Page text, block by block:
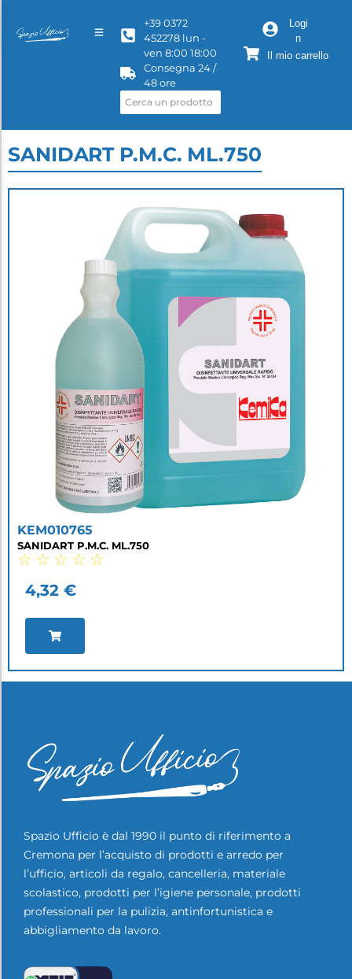
+39 0372
452278 lun -
ven 8:00 18:00
Consegna 24 /
48 ore
Logi
n
Il mio carrello
SANIDART P.M.C. ML.750
KEM010765
SANIDART P.M.C. ML.750
☆ ☆ ☆ ☆ ☆
4,32 €
Spazio Ufficio è dal 1990 il punto di riferimento a
Cremona per l’acquisto di prodotti e arredo per
l’ufficio, articoli da regalo, cancelleria, materiale
scolastico, prodotti per l’igiene personale, prodotti
professionali per la pulizia, antinfortunistica e
abbigliamento da lavoro.